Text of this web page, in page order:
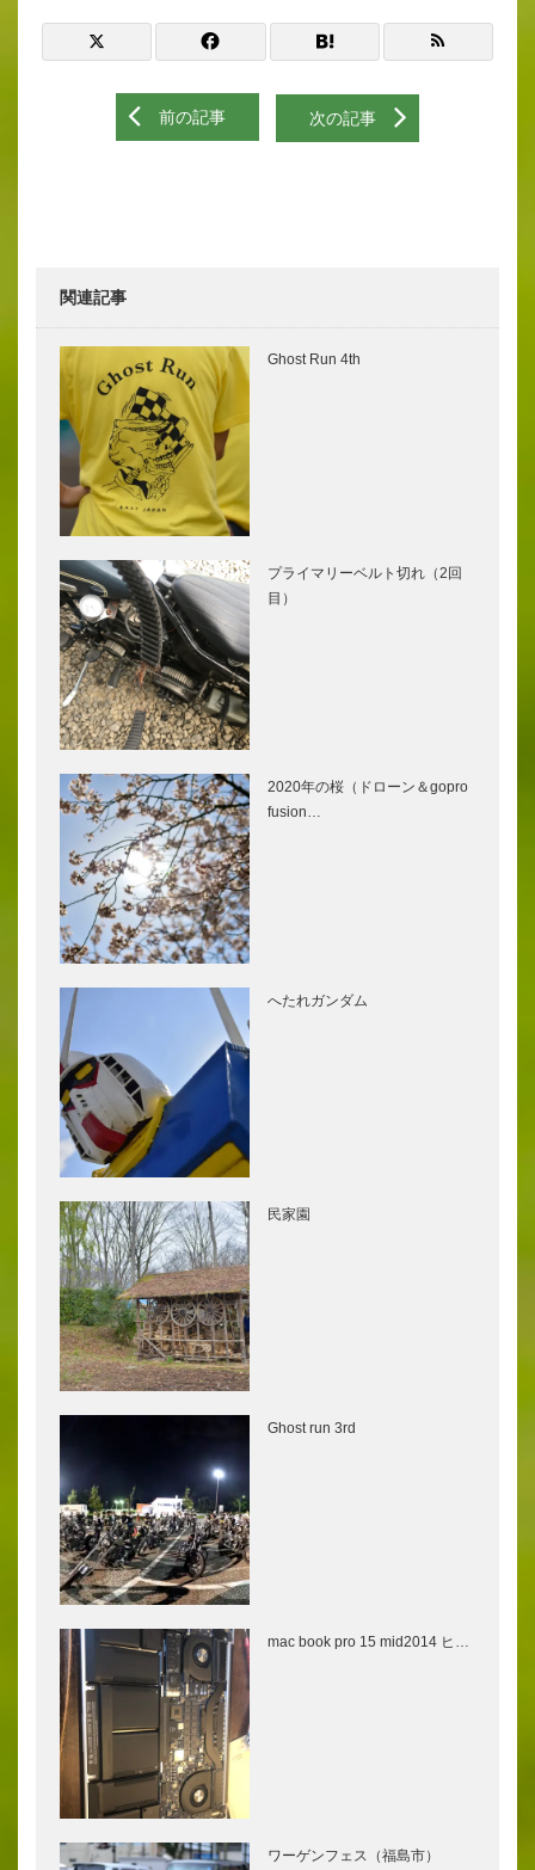
前の記事 次の記事
関連記事
Ghost Run 4th
プライマリーベルト切れ（2回
目）
2020年の桜（ドローン＆gopro
fusion…
へたれガンダム
民家園
Ghost run 3rd
mac book pro 15 mid2014 ヒ…
ワーゲンフェス（福島市）